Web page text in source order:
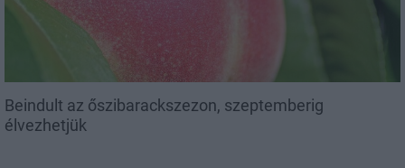
Beindult az őszibarackszezon, szeptemberig
élvezhetjük